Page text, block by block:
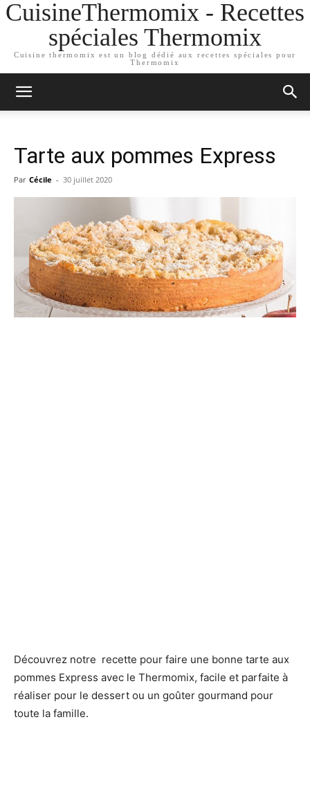
CuisineThermomix - Recettes
spéciales Thermomix
Cuisine thermomix est un blog dédié aux recettes spéciales pour
Thermomix
Tarte aux pommes Express
Par Cécile - 30 juillet 2020
Découvrez notre recette pour faire une bonne tarte aux
pommes Express avec le Thermomix, facile et parfaite à
réaliser pour le dessert ou un goûter gourmand pour
toute la famille.